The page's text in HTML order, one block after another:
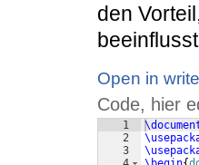
den
Open in
Code, hier
1
2
3